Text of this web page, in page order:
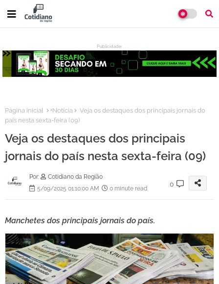
Publicidade:
:
Página inicial ˣNotícia
Veja os destaques dos principais jornais do
país nesta sexta-feira (09)
Veja os destaques dos principais
jornais do país nesta sexta-feira (09)
Por:
Cotidiano da Região
5/09/2025 01:10:00 AM
0 minute read
0
Manchetes dos principais jornais do país.